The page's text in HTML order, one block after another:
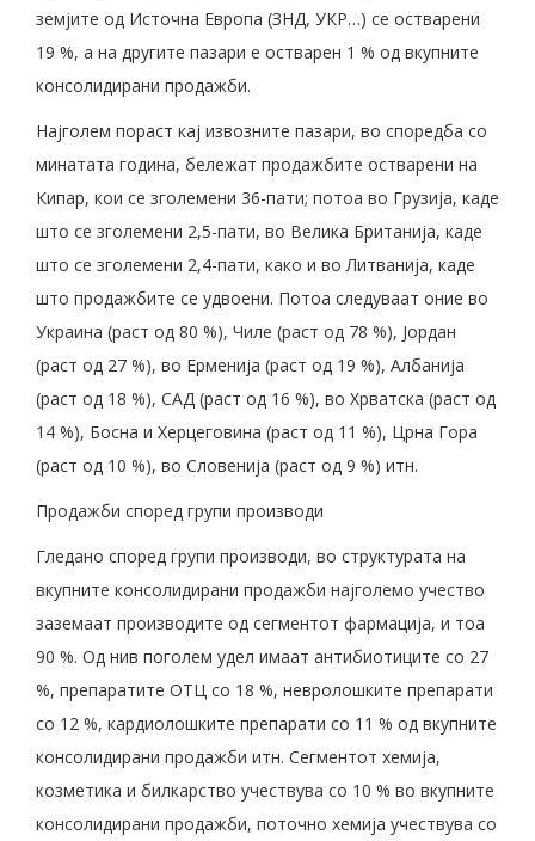
земјите од Источна Европа (ЗНД, УКР…) се остварени
19 %, а на другите пазари е остварен 1 % од вкупните
консолидирани продажби.
Најголем пораст кај извозните пазари, во споредба со
минатата година, бележат продажбите остварени на
Кипар, кои се зголемени 36-пати; потоа во Грузија, каде
што се зголемени 2,5-пати, во Велика Британија, каде
што се зголемени 2,4-пати, како и во Литванија, каде
што продажбите се удвоени. Потоа следуваат оние во
Украина (раст од 80 %), Чиле (раст од 78 %), Јордан
(раст од 27 %), во Ерменија (раст од 19 %), Албанија
(раст од 18 %), САД (раст од 16 %), во Хрватска (раст од
14 %), Босна и Херцеговина (раст од 11 %), Црна Гора
(раст од 10 %), во Словенија (раст од 9 %) итн.
Продажби според групи производи
Гледано според групи производи, во структурата на
вкупните консолидирани продажби најголемо учество
заземаат производите од сегментот фармација, и тоа
90 %. Од нив поголем удел имаат антибиотиците со 27
%, препаратите ОТЦ со 18 %, невролошките препарати
со 12 %, кардиолошките препарати со 11 % од вкупните
консолидирани продажби итн. Сегментот хемија,
козметика и билкарство учествува со 10 % во вкупните
консолидирани продажби, поточно хемија учествува со